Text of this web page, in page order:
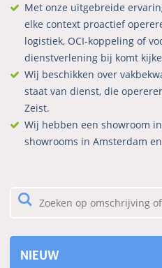
Met onze uitgebreide
elke context proactief
logistiek, OCI-koppeling of
dienstverlening bij komt
Wij beschikken over
staat van dienst, die
Zeist.
Wij hebben een showroom
showrooms in Amsterdam
NIEUW